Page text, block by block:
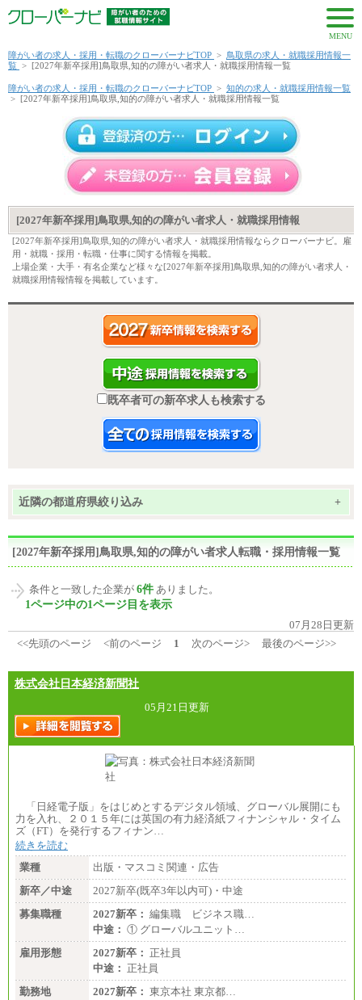
MENU
障がい者の求人・採用・転職のクローバーナビTOP > 鳥取県の求人・就職採用情報一
覧 > [2027年新卒採用]鳥取県,知的の障がい者求人・就職採用情報一覧
障がい者の求人・採用・転職のクローバーナビTOP > 知的の求人・就職採用情報一覧
> [2027年新卒採用]鳥取県,知的の障がい者求人・就職採用情報一覧
[2027年新卒採用]鳥取県,知的の障がい者求人・就職採用情報
[2027年新卒採用]鳥取県,知的の障がい者求人・就職採用情報ならクローバーナビ。雇
用・就職・採用・転職・仕事に関する情報を掲載。
上場企業・大手・有名企業など様々な[2027年新卒採用]鳥取県,知的の障がい者求人・
就職採用情報情報を掲載しています。
既卒者可の新卒求人も検索する
近隣の都道府県絞り込み +
[2027年新卒採用]鳥取県,知的の障がい者求人転職・採用情報一覧
条件と一致した企業が 6件 ありました。
1ページ中の1ページ目を表示
07月28日更新
<<先頭のページ
<前のページ 1 次のページ> 最後のページ>>
株式会社日本経済新聞社
05月21日更新
「日経電子版」をはじめとするデジタル領域、グローバル展開にも
力を入れ、２０１５年には英国の有力経済紙フィナンシャル・タイム
ズ（FT）を発行するフィナン…
続きを読む
業種
出版・マスコミ関連・広告
新卒／中途
2027新卒(既卒3年以内可)・中途
募集職種
2027新卒： 編集職 ビジネス職…
中途： ① グローバルユニット…
雇用形態
2027新卒： 正社員
中途： 正社員
勤務地
2027新卒： 東京本社 東京都…